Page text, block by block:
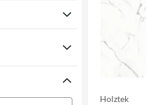
4
1
Holztek